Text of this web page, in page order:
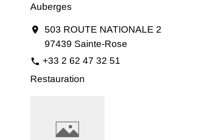
Auberges
location_on
503 ROUTE NATIONALE 2
97439 Sainte-Rose
phone +33 2 62 47 32 51
Restauration